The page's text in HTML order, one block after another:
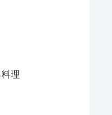
理